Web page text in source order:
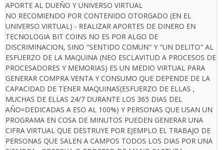
APORTE AL DUEÑO Y UNIVERSO VIRTUAL
NO RECOMIENDO POR CONTENIDO OTORGADO (EN EL
UNIVERSO VIRTUAL) - REALIZAR APORTES DE DINERO EN
TECNOLOGIA BIT COINS NO ES POR ALGO DE
DISCRIMINACION, SINO "SENTIDO COMUN" Y "UN DELITO" AL
ESFUERZO DE LA MAQUINA (NEO ESCLAVITUD A PROCESOS DE
PROCESADORES Y MEMORIAS) ES UN MEDIO VIRTUAL PARA
GENERAR COMPRA VENTA Y CONSUMO QUE DEPENDE DE LA
CAPACIDAD DE TENER MAQUINAS(ESFUERZO DE ELLAS ,
MUCHAS DE ELLAS 24/7 DURANTE LOS 365 DIAS DEL
AÑO=DEDICADAS A ESO AL 100%) Y PERSONAS QUE USAN UN
PROGRAMA EN COSA DE MINUTOS PUEDEN GENERAR UNA
CIFRA VIRTUAL QUE DESTRUYE POR EJEMPLO EL TRABAJO DE
PERSONAS QUE SALEN A CAMPOS TODOS LOS DIAS POR UNA